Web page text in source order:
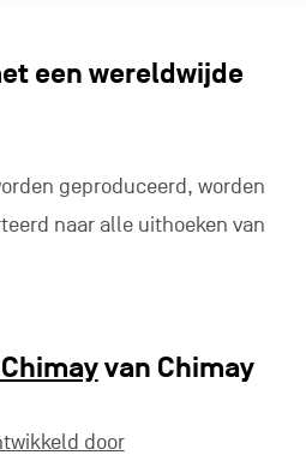
een wereldwijde
geproduceerd, worden
naar alle uithoeken van
van Chimay
door